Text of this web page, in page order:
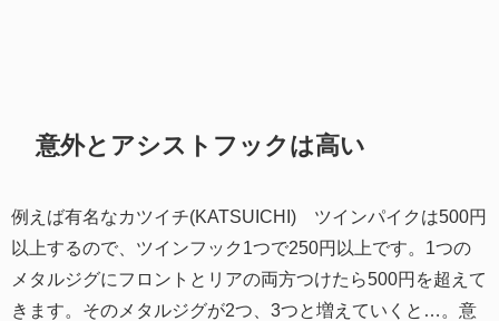
意外とアシストフックは高い
例えば有名なカツイチ(KATSUICHI) ツインパイクは500円
以上するので、ツインフック1つで250円以上です。1つの
メタルジグにフロントとリアの両方つけたら500円を超えて
きます。そのメタルジグが2つ、3つと増えていくと…。意